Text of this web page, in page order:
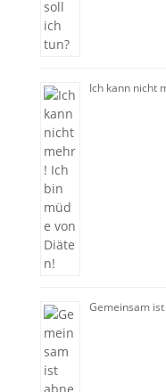
Ich kann nicht
Gemeinsam